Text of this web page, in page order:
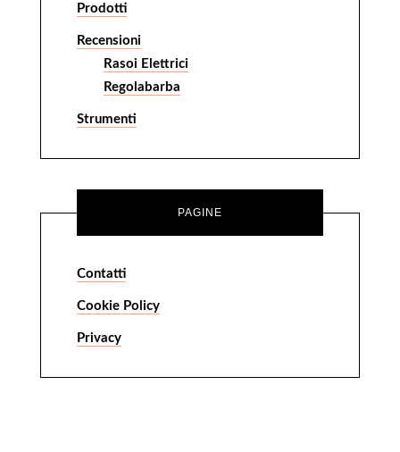
Prodotti
Recensioni
Rasoi Elettrici
Regolabarba
Strumenti
PAGINE
Contatti
Cookie Policy
Privacy